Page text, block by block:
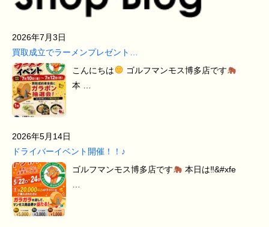
2026年7月3日
買取成立でラーメンプレゼント…
こんにちは
ゴルフマンモス博多店です
本 …
2026年5月14日
ドライバーイベント開催！！♪
ゴルフマンモス博多店です
本日は‼&#xfe